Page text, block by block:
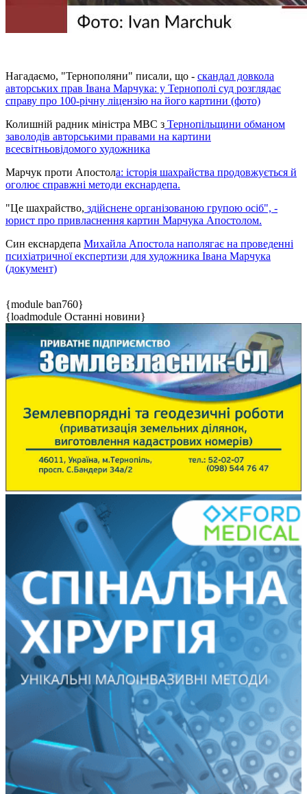
Нагадаємо, "Тернополяни" писали, що - скандал довкола
авторських прав Івана Марчука: у Тернополі суд розглядає
справу про 100-річну ліцензію на його картини (фото)
Колишній радник міністра МВС з Тернопільщини обманом
заволодів авторськими правами на картини
всесвітньовідомого художника
Марчук проти Апостола: історія шахрайства продовжується й
оголює справжні методи екснардепа.
"Це шахрайство, здійснене організованою групою осіб", -
юрист про привласнення картин Марчука Апостолом.
Син екснардепа Михайла Апостола наполягає на проведенні
психіатричної експертизи для художника Івана Марчука
(документ)
{module ban760}
{loadmodule Останні новини}